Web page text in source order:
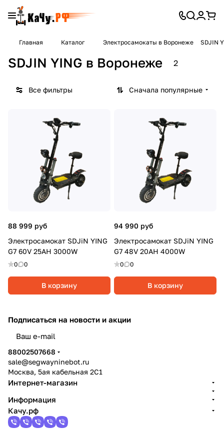
Главная Каталог Электросамокаты в Воронеже SDJIN
SDJIN YING в Воронеже 2
Все фильтры Сначала популярные
88 999 руб
Электросамокат SDJiN YING
G7 60V 25AH 3000W
0 0
В корзину
94 990 руб
Электросамокат SDJiN YING
G7 48V 20AH 4000W
0 0
В корзину
Подписаться на новости и акции
88002507668
sale@segwayninebot.ru
Москва, 5ая кабельная 2С1
Интернет-магазин
Информация
Качу.рф